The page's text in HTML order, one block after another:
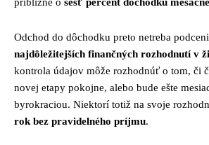
približne o šesť percent dôchodku
Odchod do dôchodku preto netreba
najdôležitejších finančných rozhodnutí v
kontrola údajov môže rozhodnúť o tom, či
novej etapy pokojne, alebo bude ešte
byrokraciou. Niektorí totiž na svoje
rok bez pravidelného príjmu.